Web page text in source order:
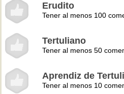
Erudito
Tener al menos 100
Tertuliano
Tener al menos 50
Aprendiz de
Tener al menos 10